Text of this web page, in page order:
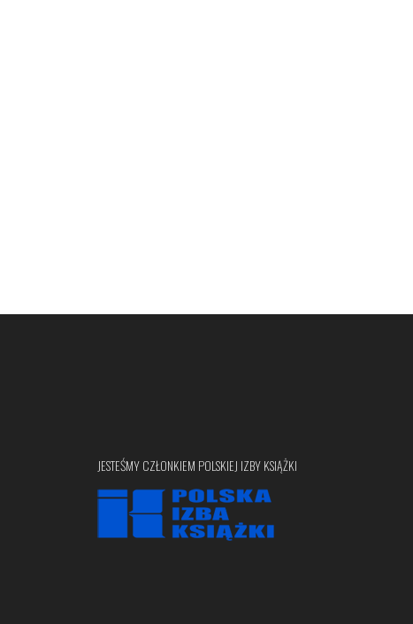
JESTEŚMY CZŁONKIEM POLSKIEJ IZBY KSIĄŻKI